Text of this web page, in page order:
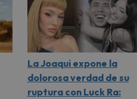
La Joaqui expone la
dolorosa verdad de su
ruptura con Luck Ra: